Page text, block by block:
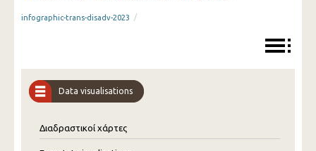
infographic-trans-disadv-2023 /
Data visualisations
Διαδραστικοί χάρτες